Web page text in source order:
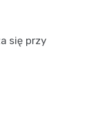
się przy